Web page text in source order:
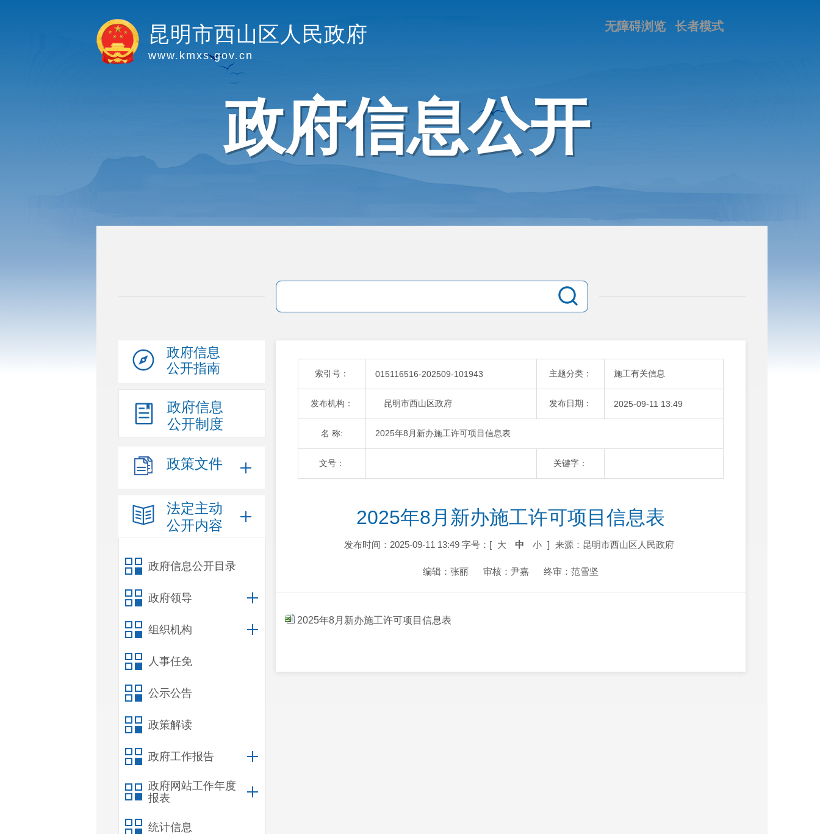
昆明市西山区人民政府
www.kmxs.gov.cn
长者模式
无障碍浏览
政府信息公开
政府信息
公开指南
政府信息
公开制度
政策文件
法定主动
公开内容
政府信息公开目录
政府领导
组织机构
人事任免
公示公告
政策解读
政府工作报告
政府网站工作年度
报表
统计信息
索引号： 015116516-202509-101943 主题分类： 施工有关信息
发布机构： 昆明市西山区政府 发布日期： 2025-09-11 13:49
名 称: 2025年8月新办施工许可项目信息表
文号： 关键字：
2025年8月新办施工许可项目信息表
发布时间：2025-09-11 13:49 字号：[ 大 中 小 ] 来源：昆明市西山区人民政府
编辑：张丽 审核：尹嘉 终审：范雪坚
2025年8月新办施工许可项目信息表